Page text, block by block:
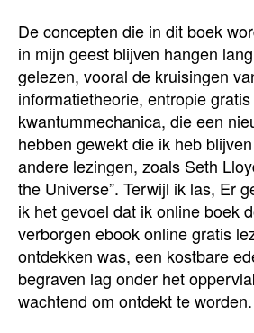
De concepten die in dit boek
in mijn geest blijven hangen
gelezen, vooral de kruisingen
informatietheorie, entropie
kwantummechanica, die een
hebben gewekt die ik heb
andere lezingen, zoals Seth
the Universe”. Terwijl ik las, Er
ik het gevoel dat ik online boek
verborgen ebook online gratis
ontdekken was, een kostbare
begraven lag onder het
wachtend om ontdekt te worden.